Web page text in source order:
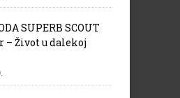
SUPERB SCOUT
Život u dalekoj